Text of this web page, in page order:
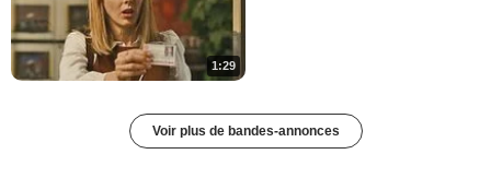
1:29
Voir plus de bandes-annonces